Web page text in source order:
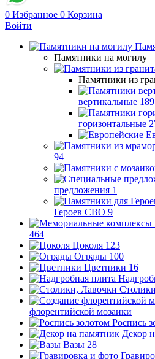
0 Избранное 0 Корзина
Войти
Памятники на могилу
Памятники из
вертикальные 189
горизонтальные
94
предложения 1
Героев СВО 9
464
Цоколя 123
Ограды 100
Цветники 16
флорентийской мозаики
Роспись
Декор
Вазы 28